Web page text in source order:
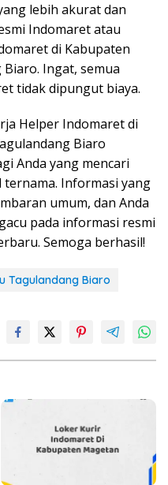
lebih akurat dan
Indomaret atau
di Kabupaten
Ingat, semua
tidak dipungut biaya.
Helper Indomaret di
Biaro
Anda yang mencari
Informasi yang
umum, dan Anda
pada informasi resmi
Semoga berhasil!
Tagulandang Biaro